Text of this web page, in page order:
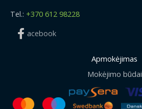
Tel.: +370 612 98228
acebook
Apmokėjimas
Mokėjimo būdai